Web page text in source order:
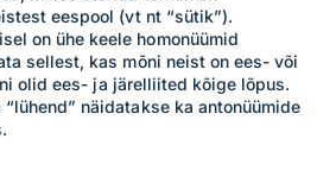
eespool (vt nt “sütik”).
on ühe keele homonüümid
sellest, kas mõni neist on ees- või
olid ees- ja järelliited kõige lõpus.
näidatakse ka antonüümide